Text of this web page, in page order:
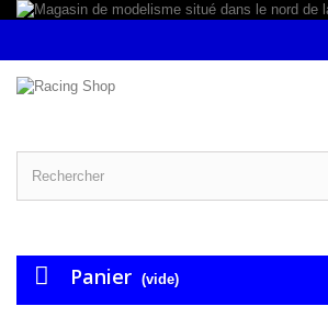
Panier (vide)